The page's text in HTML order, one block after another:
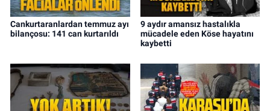
Cankurtaranlardan temmuz ayı
bilançosu: 141 can kurtarıldı
9 aydır amansız hastalıkla
mücadele eden Köse hayatını
kaybetti